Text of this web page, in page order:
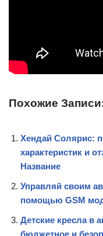
Похожие
Хендай Солярис:
характеристик и
Название
Управляй своим
помощью GSM
Детские кресла в
бюджетное и